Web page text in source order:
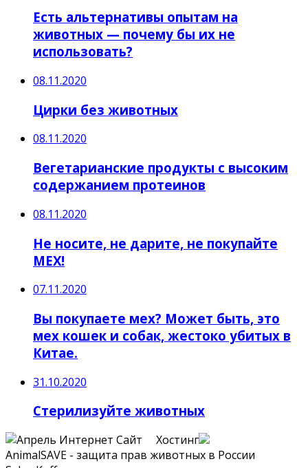
Есть альтернативы опытам на
животных — почему бы их не
использовать?
08.11.2020
Цирки без животных
08.11.2020
Вегетарианские продукты с высоким
содержанием протеинов
08.11.2020
Не носите, не дарите, не покупайте
МЕХ!
07.11.2020
Вы покупаете мех? Может быть, это
мех кошек и собак, жестоко убитых в
Китае.
31.10.2020
Стерилизуйте животных
Сайт Хостинг
AnimalSAVE - защита прав животных в России